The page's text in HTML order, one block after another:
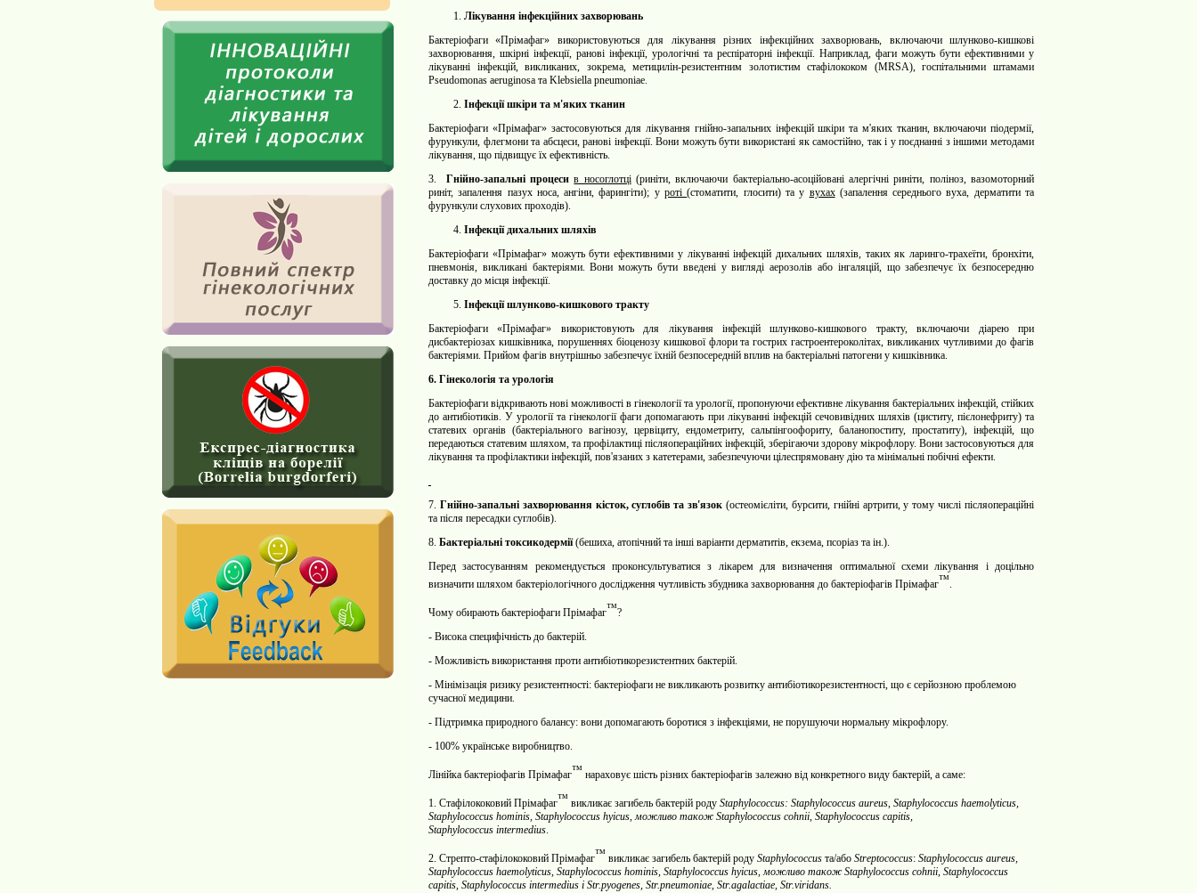
Лікування інфекційних захворювань
Бактеріофаги «Прімафаг» використовуються для лікування різних інфекційних захворювань, включаючи шлунково-кишкові
захворювання, шкірні інфекції, ранові інфекції, урологічні та респіраторні інфекції. Наприклад, фаги можуть бути ефективними у
лікуванні інфекцій, викликаних, зокрема, метицилін-резистентним золотистим стафілококом (MRSA), госпітальними штамами
Pseudomonas aeruginosa та Klebsiella pneumoniae.
Інфекції шкіри та м'яких тканин
Бактеріофаги «Прімафаг» застосовуються для лікування гнійно-запальних інфекцій шкіри та м'яких тканин, включаючи піодермії,
фурункули, флегмони та абсцеси, ранові інфекції. Вони можуть бути використані як самостійно, так і у поєднанні з іншими методами
лікування, що підвищує їх ефективність.
3.
Гнійно-запальні процеси в носоглотці(риніти, включаючи бактеріально-асоційовані алергічні риніти, поліноз, вазомоторний
риніт, запалення пазух носа, ангіни, фарингіти); уроті(стоматити, глосити) та у вухах(запалення середнього вуха, дерматити та
фурункули слухових проходів).
Інфекції дихальних шляхів
Бактеріофаги «Прімафаг» можуть бути ефективними у лікуванні інфекцій дихальних шляхів, таких як ларинго-трахеїти, бронхіти,
пневмонія, викликані бактеріями. Вони можуть бути введені у вигляді аерозолів або інгаляцій, що забезпечує їх безпосередню
доставку до місця інфекції.
Інфекції шлунково-кишкового тракту
Бактеріофаги «Прімафаг»
використовують для лікування інфекцій шлунково-кишкового тракту, включаючи діареюпри
дисбактеріозах кишківника, порушеннях біоценозу кишкової флори тагострихгастроентероколітах, викликаних чутливими до фагів
бактеріями. Прийом фагів внутрішньо забезпечує їхній безпосередній вплив на бактеріальні патогени у кишківника.
6. Гінекологія та урологія
Бактеріофаги відкривають нові можливості в гінекології та урології, пропонуючи ефективне лікування бактеріальних інфекцій, стійких
до антибіотиків. У урології та гінекології фаги допомагають при лікуванні інфекцій сечовивідних шляхів (циститу, пієлонефриту) та
статевих органів (бактеріального вагінозу, цервіциту, ендометриту, сальпінгоофориту, баланопоститу, простатиту), інфекцій, що
передаються статевим шляхом, та профілактиці післяопераційних інфекцій, зберігаючи здорову мікрофлору. Вони застосовуються для
лікування та профілактики інфекцій, пов'язаних з катетерами, забезпечуючи цілеспрямовану дію та мінімальні побічні ефекти.
7. Гнійно-запальні захворювання кісток, суглобів та зв'язок (остеомієліти, бурсити, гнійні артрити, у тому числі післяопераційні
та після пересадки суглобів).
8. Бактеріальні токсикодермії(бешиха, атопічний та інші варіанти дерматитів, екзема, псоріаз та ін.).
Перед застосуванням рекомендується проконсультуватися з лікарем для визначення оптимальної схеми лікування і доцільно
визначити шляхом бактеріологічного дослідження чутливість збудника захворювання до бактеріофагів Прімафаг™.
Чому обирають бактеріофаги Прімафаг™?
- Висока специфічність до бактерій.
- Можливість використання проти антибіотикорезистентних бактерій.
- Мінімізація ризику резистентності: бактеріофаги не викликають розвитку антибіотикорезистентності, що є серйозною проблемою
сучасної медицини.
- Підтримка природного балансу: вони допомагають боротися з інфекціями, не порушуючи нормальну мікрофлору.
- 100% українське виробництво.
Лінійка бактеріофагів Прімафаг™ нараховує шість різних бактеріофагів залежно від конкретного виду бактерій, а саме:
1. Стафілококовий Прімафаг™ викликає загибель бактерій роду Staphylococcus: Staphylococcus aureus, Staphylococcus haemolyticus,
Staphylococcus hominis, Staphylococcus hyicus, можливо також Staphylococcus cohnii, Staphylococcus сарitis,
Staphylococcus intermedius.
2. Стрепто-стафілококовий Прімафаг™ викликає загибель бактерій роду Staphylococcus та/або Streptococcus: Staphylococcus aureus,
Staphylococcus haemolyticus, Staphylococcus hominis, Staphylococcus hyicus, можливо також Staphylococcus cohnii, Staphylococcus
сарitis, Staphylococcus intermedius і Str.pyogenes, Str.pneumoniae, Str.agalactiae, Str.viridans.